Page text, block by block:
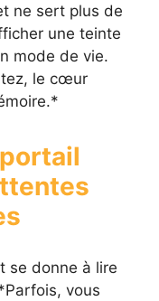
ne sert plus de
une teinte
mode de vie.
le cœur
se donne à lire
vous